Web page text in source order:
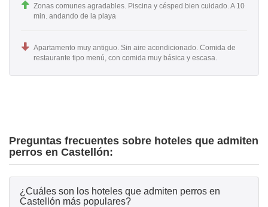
Zonas comunes agradables. Piscina y césped bien cuidado. A 10
min. andando de la playa
Apartamento muy antiguo. Sin aire acondicionado. Comida de
restaurante tipo menú, con comida muy básica y escasa.
Preguntas frecuentes sobre hoteles que admiten
perros en Castellón:
¿Cuáles son los hoteles que admiten perros en
Castellón más populares?